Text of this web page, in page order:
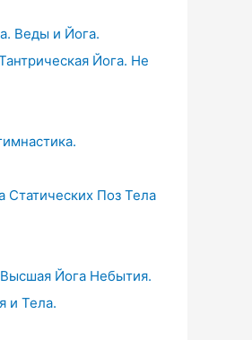
Веды и Йога.
Йога. Не
Статических Поз Тела
Йога Небытия.
и Тела.